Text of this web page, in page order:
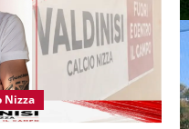
Nizza